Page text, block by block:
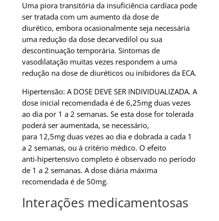
Uma piora transitória da insuficiência cardíaca pode
ser tratada com um aumento da dose de
diurético, embora ocasionalmente seja necessária
uma redução da dose decarvedilol ou sua
descontinuação temporária. Sintomas de
vasodilatação muitas vezes respondem a uma
redução na dose de diuréticos ou inibidores da ECA.
Hipertensão: A DOSE DEVE SER INDIVIDUALIZADA. A
dose inicial recomendada é de 6,25mg duas vezes
ao dia por 1 a 2 semanas. Se esta dose for tolerada
poderá ser aumentada, se necessário,
para 12,5mg duas vezes ao dia e dobrada a cada 1
a 2 semanas, ou à critério médico. O efeito
anti-hipertensivo completo é observado no período
de 1 a 2 semanas. A dose diária máxima
recomendada é de 50mg.
Interações medicamentosas